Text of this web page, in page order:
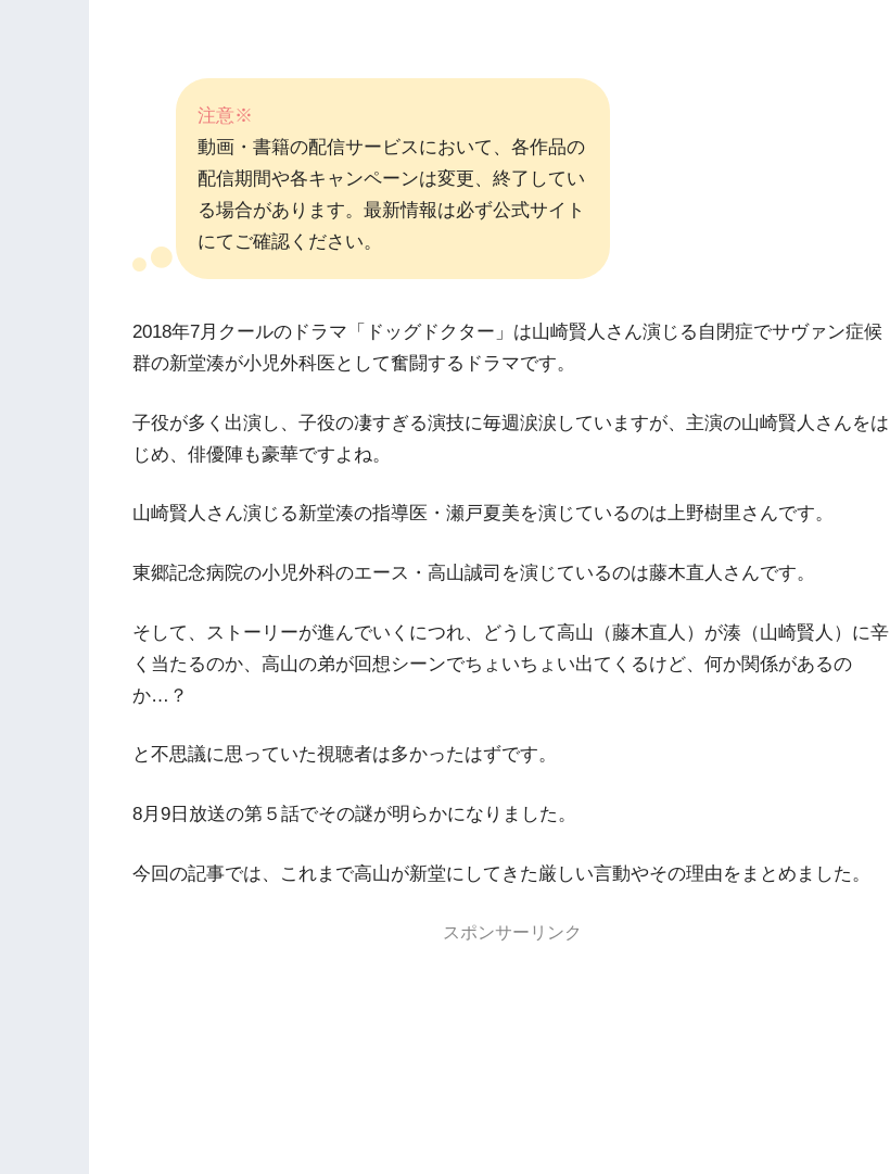
注意※
動画・書籍の配信サービスにおいて、各作品の
配信期間や各キャンペーンは変更、終了してい
る場合があります。最新情報は必ず公式サイト
にてご確認ください。
2018年7月クールのドラマ「ドッグドクター」は山崎賢人さん演じる自閉症でサヴァン症候
群の新堂湊が小児外科医として奮闘するドラマです。
子役が多く出演し、子役の凄すぎる演技に毎週涙涙していますが、主演の山崎賢人さんをは
じめ、俳優陣も豪華ですよね。
山崎賢人さん演じる新堂湊の指導医・瀬戸夏美を演じているのは上野樹里さんです。
東郷記念病院の小児外科のエース・高山誠司を演じているのは藤木直人さんです。
そして、ストーリーが進んでいくにつれ、どうして高山（藤木直人）が湊（山崎賢人）に辛
く当たるのか、高山の弟が回想シーンでちょいちょい出てくるけど、何か関係があるの
か…？
と不思議に思っていた視聴者は多かったはずです。
8月9日放送の第５話でその謎が明らかになりました。
今回の記事では、これまで高山が新堂にしてきた厳しい言動やその理由をまとめました。
スポンサーリンク